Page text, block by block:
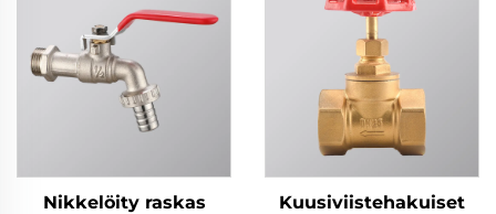
Nikkelöity raskas
Kuusiviistehakuiset